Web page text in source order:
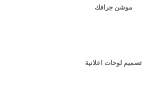
موشن جرافك
تصميم لوحات اعلانية